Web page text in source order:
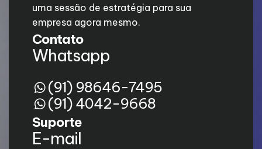
uma sessão de estratégia para sua
empresa agora mesmo.
Contato
Whatsapp
(91) 98646-7495
(91) 4042-9668
Suporte
E-mail